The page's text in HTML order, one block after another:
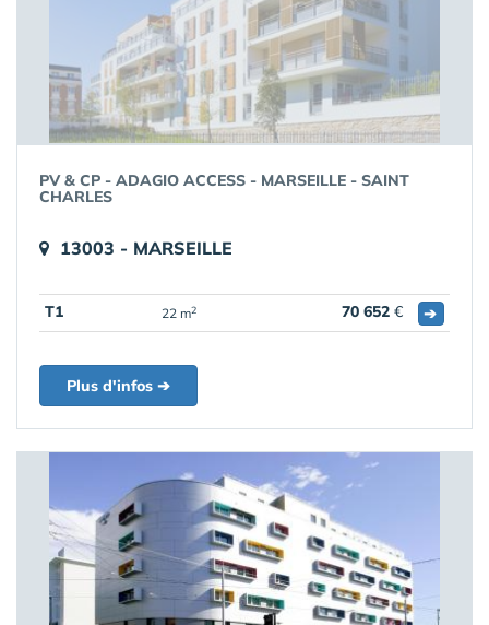
PV & CP - ADAGIO ACCESS - MARSEILLE - SAINT
CHARLES
13003 - MARSEILLE
T1 22 m2 70 652 € ➔
Plus d'infos ➔